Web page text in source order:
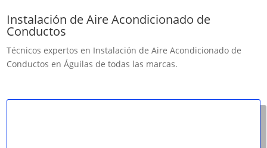
Instalación de Aire Acondicionado de
Conductos
Técnicos expertos en Instalación de Aire Acondicionado de
Conductos en Águilas de todas las marcas.